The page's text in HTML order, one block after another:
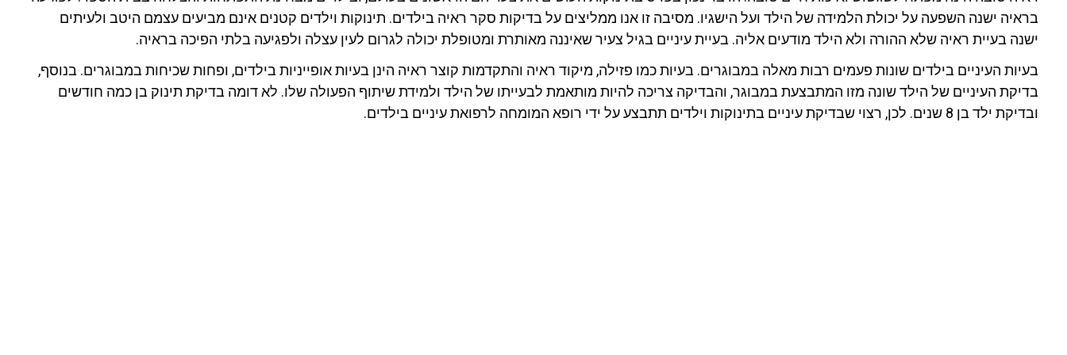
בראיה ישנה השפעה על יכולת הלמידה של הילד ועל הישגיו. מסיבה זו אנו ממליצים על בדיקות סקר ראיה בילדים. תינוקות וילדים קטנים אינם מביעים עצמם היטב ולעיתים
ישנה בעיית ראיה שלא ההורה ולא הילד מודעים אליה. בעיית עיניים בגיל צעיר שאיננה מאותרת ומטופלת יכולה לגרום לעין עצלה ולפגיעה בלתי הפיכה בראיה.
בעיות העיניים בילדים שונות פעמים רבות מאלה במבוגרים. בעיות כמו פזילה, מיקוד ראיה והתקדמות קוצר ראיה הינן בעיות אופייניות בילדים, ופחות שכיחות במבוגרים. בנוסף,
בדיקת העיניים של הילד שונה מזו המתבצעת במבוגר, והבדיקה צריכה להיות מותאמת לבעייתו של הילד ולמידת שיתוף הפעולה שלו. לא דומה בדיקת תינוק בן כמה חודשים
ובדיקת ילד בן 8 שנים. לכן, רצוי שבדיקת עיניים בתינוקות וילדים תתבצע על ידי רופא המומחה לרפואת עיניים בילדים.